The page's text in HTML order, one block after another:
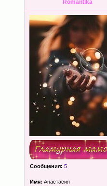
Romantika
Сообщения: 5
Имя: Анастасия